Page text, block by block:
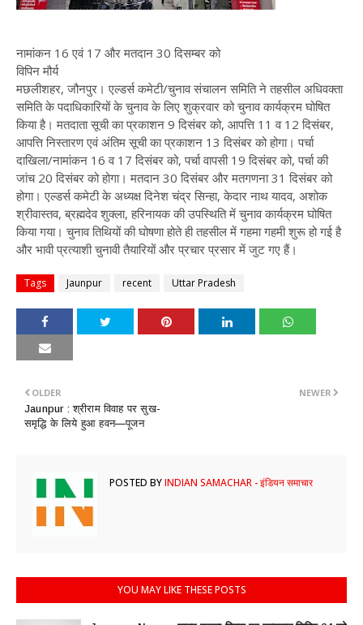
नामांकन 16 एवं 17 और मतदान 30 दिसम्बर को
विपिन मौर्य
मछलीशहर, जौनपुर। एल्डर्स कमेटी/चुनाव संचालन समिति ने तहसील अधिवक्ता
समिति के पदाधिकारियों के चुनाव के लिए शुक्रवार को चुनाव कार्यक्रम घोषित
किया है। मतदाता सूची का प्रकाशन 9 दिसंबर को, आपत्ति 11 व 12 दिसंबर,
आपत्ति निस्तारण एवं अंतिम सूची का प्रकाशन 13 दिसंबर को होगा। पर्चा
दाखिला/नामांकन 16 व 17 दिसंबर को, पर्चा वापसी 19 दिसंबर को, पर्चा की
जांच 20 दिसंबर को होगा। मतदान 30 दिसंबर और मतगणना 31 दिसंबर को
होगा। एल्डर्स कमेटी के अध्यक्ष दिनेश चंद्र सिन्हा, केदार नाथ यादव, अशोक
श्रीवास्तव, ब्रह्मदेव शुक्ला, हरिनायक की उपस्थिति में चुनाव कार्यक्रम घोषित
किया गया। चुनाव तिथियों की घोषणा होते ही तहसील में गहमा गहमी शुरू हो गई है
और भावी प्रत्याशी चुनावी तैयारियों और प्रचार प्रसार में जुट गए हैं।
Tags Jaunpur recent Uttar Pradesh
NEWER
OLDER
Jaunpur : श्रीराम विवाह पर सुख-
समृद्धि के लिये हुआ हवन—पूजन
POSTED BYINDIAN SAMACHAR - इंडियन समाचार
YOU MAY LIKE THESE POSTS